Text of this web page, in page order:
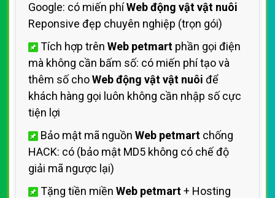
Google: có miến phíWeb động vật vật nuôi
Reponsive đẹp chuyên nghiệp (trọn gói)
Tích hợp trên Web petmart phần gọi điện
mà không cần bấm số: có miến phí tạo và
thêm số choWeb động vật vật nuôi để
khách hàng gọi luôn không cần nhập số cực
tiện lợi
Bảo mật mã nguồn Web petmart chống
HACK: có (bảo mật MD5 không có chế độ
giải mã ngược lại)
Tặng tiền miền Web petmart+ Hosting